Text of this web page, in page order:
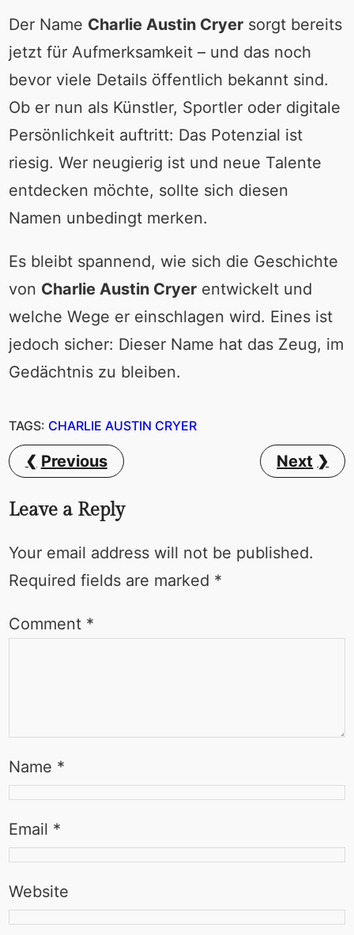
Der Name Charlie Austin Cryersorgt bereits
jetzt für Aufmerksamkeit – und das noch
bevor viele Details öffentlich bekannt sind.
Ob er nun als Künstler, Sportler oder digitale
Persönlichkeit auftritt: Das Potenzial ist
riesig. Wer neugierig ist und neue Talente
entdecken möchte, sollte sich diesen
Namen unbedingt merken.
Es bleibt spannend, wie sich die Geschichte
von Charlie Austin Cryerentwickelt und
welche Wege er einschlagen wird. Eines ist
jedoch sicher: Dieser Name hat das Zeug, im
Gedächtnis zu bleiben.
TAGS: CHARLIE AUSTIN CRYER
Previous Next
Leave a Reply
Your email address will not be published.
Required fields are marked *
Comment *
Name *
Email *
Website